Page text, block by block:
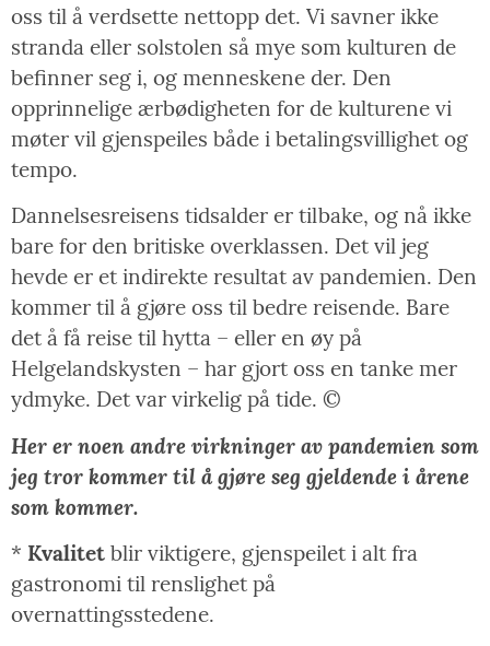
oss til å verdsette nettopp det. Vi savner ikke
stranda eller solstolen så mye som kulturen de
befinner seg i, og menneskene der. Den
opprinnelige ærbødigheten for de kulturene vi
møter vil gjenspeiles både i betalingsvillighet og
tempo.
Dannelsesreisens tidsalder er tilbake, og nå ikke
bare for den britiske overklassen. Det vil jeg
hevde er et indirekte resultat av pandemien. Den
kommer til å gjøre oss til bedre reisende. Bare
det å få reise til hytta – eller en øy på
Helgelandskysten – har gjort oss en tanke mer
ydmyke. Det var virkelig på tide. ©
Her er noen andre virkninger av pandemien som
jeg tror kommer til å gjøre seg gjeldende i årene
som kommer.
* Kvalitet blir viktigere, gjenspeilet i alt fra
gastronomi til renslighet på
overnattingsstedene.